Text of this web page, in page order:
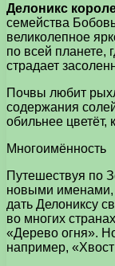
Делоникс
семейства
великолепное
по всей планете,
страдает
Почвы любит
содержания
обильнее цветёт,
Многоимённость
Путешествуя по
новыми именами,
дать Делониксу
во многих
«Дерево огня».
например,